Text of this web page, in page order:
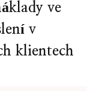
ve
v
klientech